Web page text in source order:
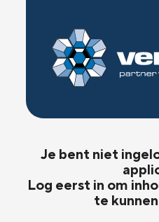
Je bent niet
Log eerst in om
te